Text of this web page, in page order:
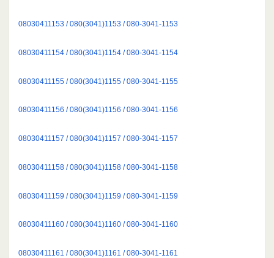
08030411153 / 080(3041)1153 / 080-3041-1153
08030411154 / 080(3041)1154 / 080-3041-1154
08030411155 / 080(3041)1155 / 080-3041-1155
08030411156 / 080(3041)1156 / 080-3041-1156
08030411157 / 080(3041)1157 / 080-3041-1157
08030411158 / 080(3041)1158 / 080-3041-1158
08030411159 / 080(3041)1159 / 080-3041-1159
08030411160 / 080(3041)1160 / 080-3041-1160
08030411161 / 080(3041)1161 / 080-3041-1161